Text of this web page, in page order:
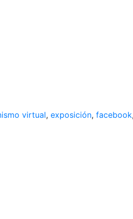
virtual, exposición, facebook,